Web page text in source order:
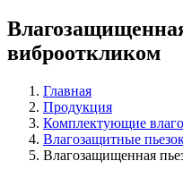
виброоткликом
Главная
Продукция
Комплектующие
Влагозащитные
Влагозащищенная